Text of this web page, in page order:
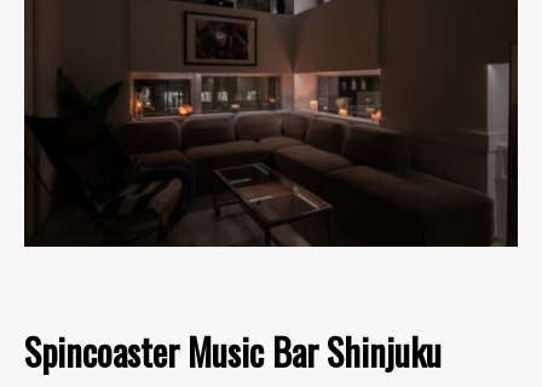
Spincoaster Music Bar Shinjuku